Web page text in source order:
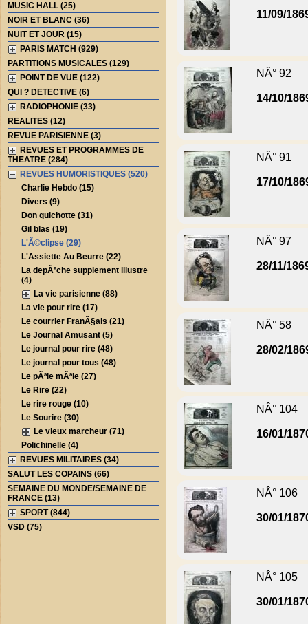
MUSIC HALL (25)
NOIR ET BLANC (36)
NUIT ET JOUR (15)
PARIS MATCH (929)
PARTITIONS MUSICALES (129)
POINT DE VUE (122)
QUI ? DETECTIVE (6)
RADIOPHONIE (33)
REALITES (12)
REVUE PARISIENNE (3)
REVUES ET PROGRAMMES DE
THEATRE (284)
REVUES HUMORISTIQUES (520)
Charlie Hebdo (15)
Divers (9)
Don quichotte (31)
Gil blas (19)
L'Ã©clipse (29)
L'Assiette Au Beurre (22)
La depÃªche supplement illustre
(4)
La vie parisienne (88)
La vie pour rire (17)
Le courrier FranÃ§ais (21)
Le Journal Amusant (5)
Le journal pour rire (48)
Le journal pour tous (48)
Le pÃªle mÃªle (27)
Le Rire (22)
Le rire rouge (10)
Le Sourire (30)
Le vieux marcheur (71)
Polichinelle (4)
REVUES MILITAIRES (34)
SALUT LES COPAINS (66)
SEMAINE DU MONDE/SEMAINE DE
FRANCE (13)
SPORT (844)
VSD (75)
11/09/
NÂ° 92
14/10/
NÂ° 91
17/10/
NÂ° 97
28/11/
NÂ° 58
28/02/
NÂ° 104
16/01/
NÂ° 106
30/01/
NÂ° 105
30/01/